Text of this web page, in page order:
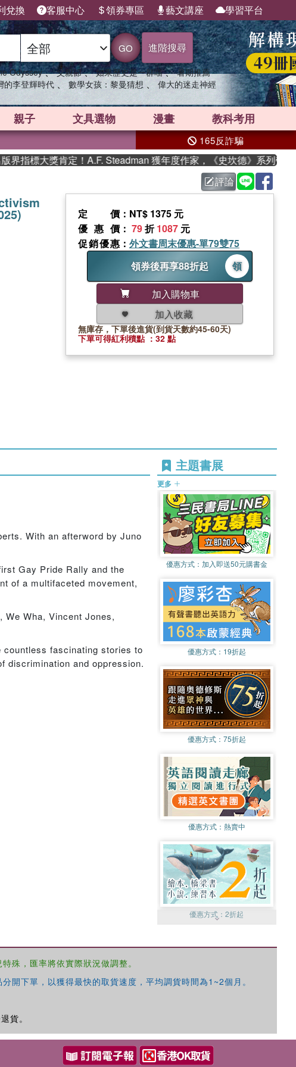
兌換 客服中心 領券專區 藝文講座 學習平台
GO 進階搜尋
Odyssey 、 父親節 、 如果歷史是一群喵 、 暑期推薦
的李登輝時代 、 數學女孩：黎曼猜想 、 偉大的迷走神經
親子 文具選物 漫畫 教科考用
165反詐騙
標大獎肯定！A.F. Steadman 獲年度作家，《史坎德》系列帶你踏上
評論
定價 ：NT$ 1375 元
優惠價 ： 79折1087 元
促銷優惠 ： 外文書周末優惠-單79雙75
領券後再享88折起
領
加入購物車
加入收藏
無庫存，下單後進貨(到貨天數約45-60天)
下單可得紅利積點 ：32 點
With an afterword by Juno
Gay Pride Rally and the
of a multifaceted movement,
Wha, Vincent Jones,
fascinating stories to
discrimination and oppression.
主題書展
更多
優惠方式： 加入即送50元購書金
優惠方式： 19折起
優惠方式： 75折起
優惠方式： 熱賣中
優惠方式：2折起
殊，匯率將依實際狀況做調整。
開下單，以獲得最快的取貨速度，平均調貨時間為1~2個月。
貨。